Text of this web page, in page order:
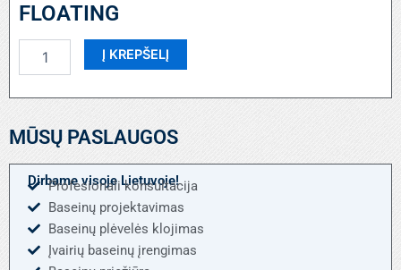
FLOATING
kiekis:
vandens
FLOATING
Į KREPŠELĮ
MŪSŲ PASLAUGOS
Dirbame visoje Lietuvoje!
Profesionali konsultacija
Baseinų projektavimas
Baseinų plėvelės klojimas
Įvairių baseinų įrengimas